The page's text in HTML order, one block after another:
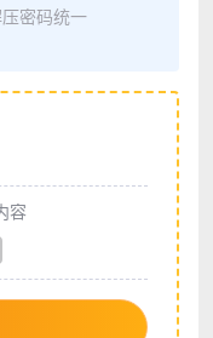
密码统一
容